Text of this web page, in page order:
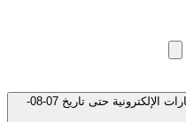
جميع الملفات المتوفرة في قسم الاختبارات الإلكترونية حتى تاريخ 07-08-